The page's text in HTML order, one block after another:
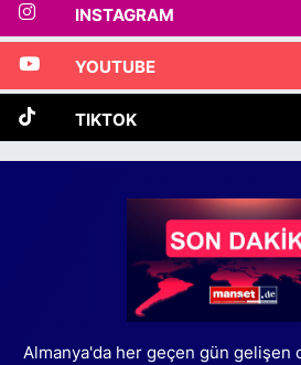
INSTAGRAM
YOUTUBE
TIKTOK
Almanya'da her geçen gün gelişen